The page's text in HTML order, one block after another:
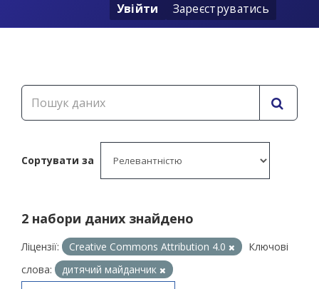
Увійти Зареєструватись
Сортувати за
2 набори даних знайдено
Ліцензії: Creative Commons Attribution 4.0
Ключові
слова:
дитячий майданчик